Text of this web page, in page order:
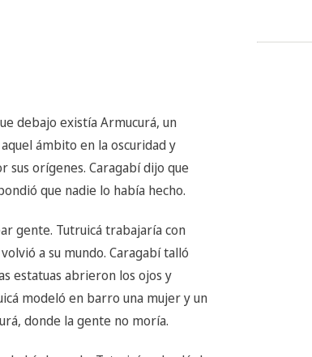
debajo existía Armucurá, un
ámbito en la oscuridad y
orígenes. Caragabí dijo que
que nadie lo había hecho.
gente. Tutruicá trabajaría con
a su mundo. Caragabí talló
estatuas abrieron los ojos y
modeló en barro una mujer y un
donde la gente no moría.